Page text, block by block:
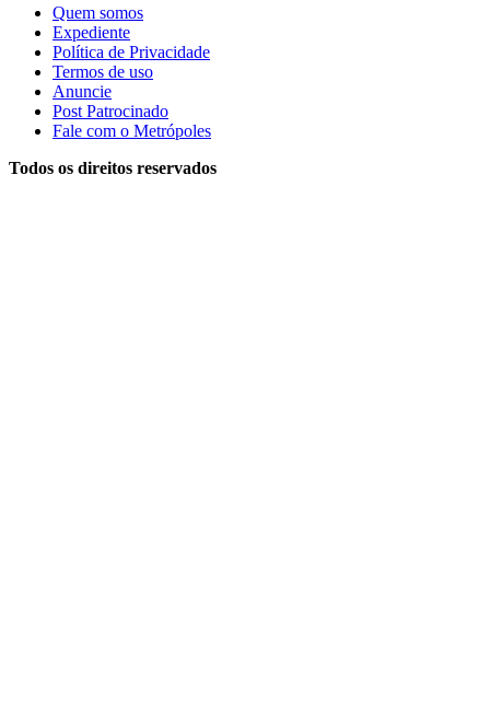
Quem somos
Expediente
Política de Privacidade
Termos de uso
Anuncie
Post Patrocinado
Fale com o Metrópoles
Todos os direitos reservados